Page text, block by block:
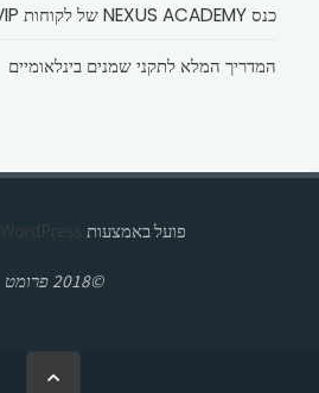
כנס NEXUS ACADEMY של לקוחות VIP פרומט 2019
המדריך המלא לתקני שמנים בינלאומיים
פועל באמצעות WordPress.
©2018 פרומט
בחזרה